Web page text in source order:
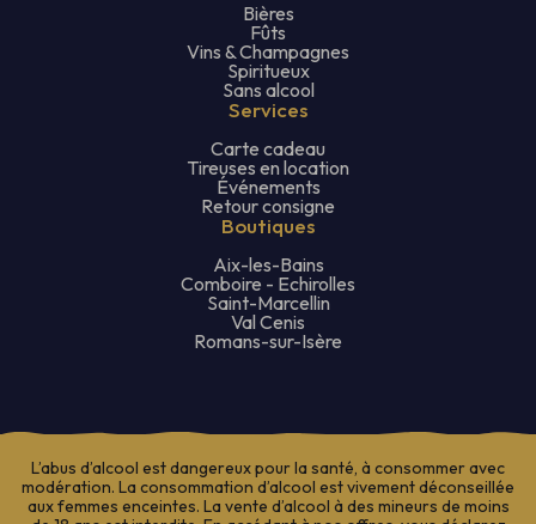
Bières
Fûts
Vins & Champagnes
Spiritueux
Sans alcool
Services
Carte cadeau
Tireuses en location
Événements
Retour consigne
Boutiques
Aix-les-Bains
Comboire - Echirolles
Saint-Marcellin
Val Cenis
Romans-sur-Isère
L’abus d’alcool est dangereux pour la santé, à consommer avec
modération. La consommation d’alcool est vivement déconseillée
aux femmes enceintes. La vente d’alcool à des mineurs de moins